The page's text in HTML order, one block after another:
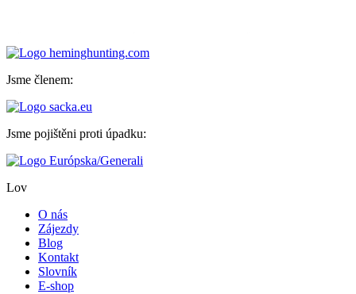
Jsme členem:
Jsme pojištěni proti úpadku:
Lov
O nás
Zájezdy
Blog
Kontakt
Slovník
E-shop